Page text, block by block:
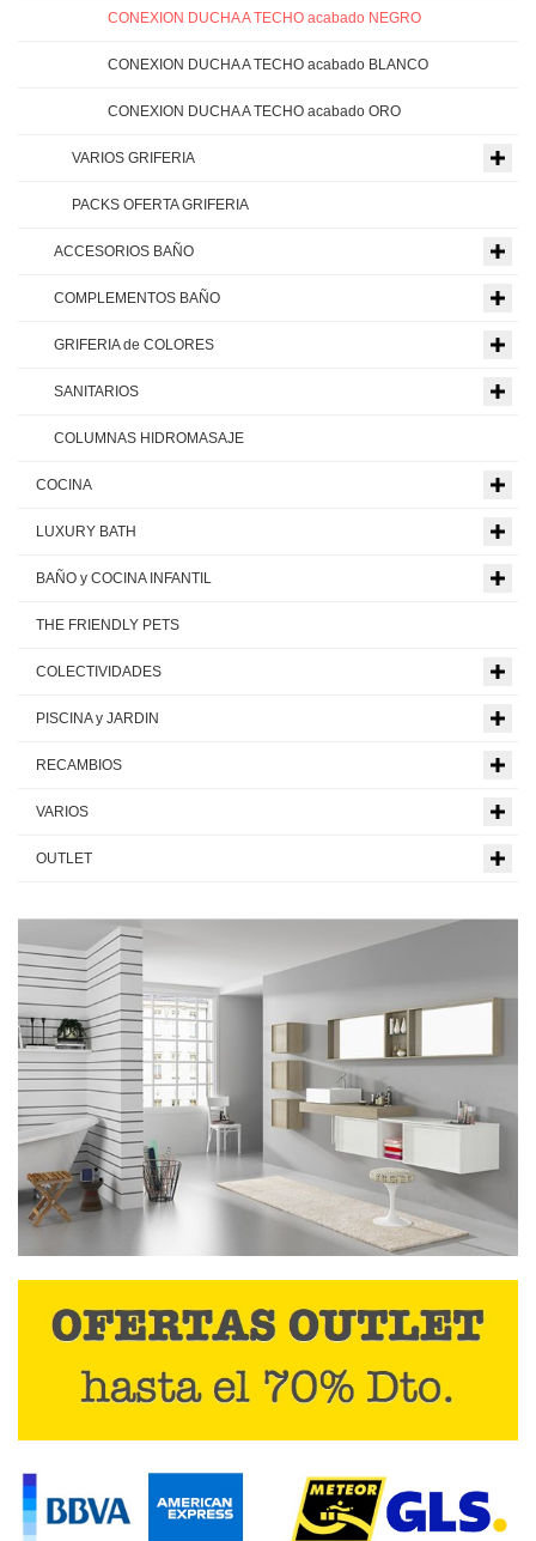
CONEXION DUCHA A TECHO acabado NEGRO
CONEXION DUCHA A TECHO acabado BLANCO
CONEXION DUCHA A TECHO acabado ORO
VARIOS GRIFERIA
PACKS OFERTA GRIFERIA
ACCESORIOS BAÑO
COMPLEMENTOS BAÑO
GRIFERIA de COLORES
SANITARIOS
COLUMNAS HIDROMASAJE
COCINA
LUXURY BATH
BAÑO y COCINA INFANTIL
THE FRIENDLY PETS
COLECTIVIDADES
PISCINA y JARDIN
RECAMBIOS
VARIOS
OUTLET